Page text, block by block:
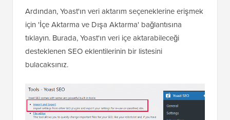
Ardından, Yoast'ın veri aktarım seçeneklerine erişmek
için 'İçe Aktarma ve Dışa Aktarma' bağlantısına
tıklayın. Burada, Yoast'ın veri içe aktarabileceği
desteklenen SEO eklentilerinin bir listesini
bulacaksınız.